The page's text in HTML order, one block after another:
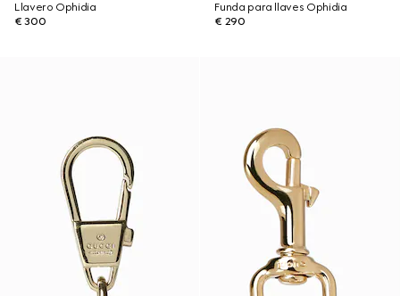
Llavero Ophidia
€ 300
Funda para llaves Ophidia
€ 290